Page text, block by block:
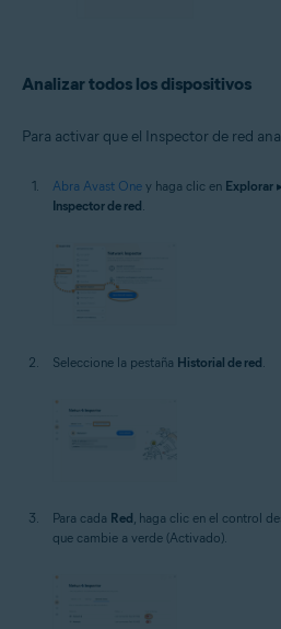
Analizar todos los dispositivos
Para activar que el Inspector de red
Abra Avast One y haga clic en Explorar ▸
Inspector de red.
Seleccione la pestaña Historial de red
Para cada Red , haga clic en el control
que cambie a verde (Activado).